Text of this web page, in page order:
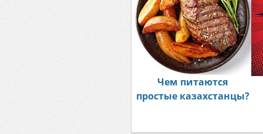
Чем питаются
простые казахстанцы?